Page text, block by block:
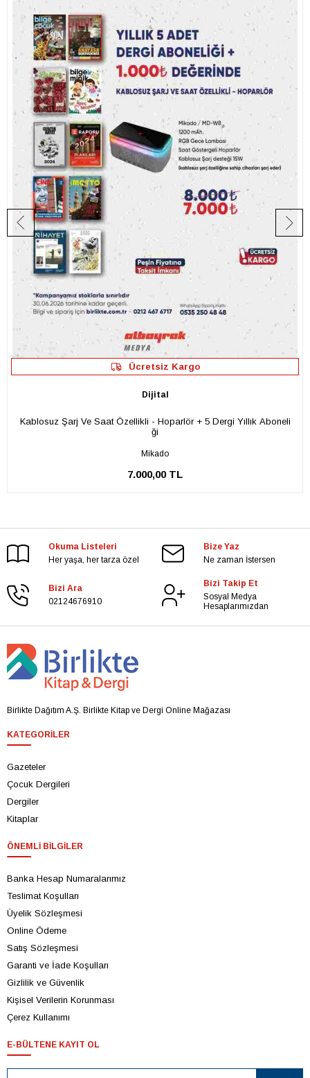
Ücretsiz Kargo
Dijital
Kablosuz Şarj Ve Saat Özellikli - Hoparlör + 5 Dergi Yıllık Aboneli
ği
Mikado
7.000,00 TL
Okuma Listeleri
Her yaşa, her tarza özel
Bize Yaz
Ne zaman İstersen
Bizi Ara
02124676910
Bizi Takip Et
Sosyal Medya
Hesaplarımızdan
Birlikte Dağıtım A.Ş. Birlikte Kitap ve Dergi Online Mağazası
KATEGORILER
Gazeteler
Çocuk Dergileri
Dergiler
Kitaplar
ÖNEMLI BILGILER
Banka Hesap Numaralarımız
Teslimat Koşulları
Üyelik Sözleşmesi
Online Ödeme
Satış Sözleşmesi
Garanti ve İade Koşulları
Gizlilik ve Güvenlik
Kişisel Verilerin Korunması
Çerez Kullanımı
E-BÜLTENE KAYIT OL